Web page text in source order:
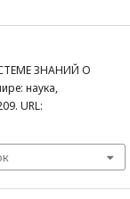
ЗНАНИЙ О
наука,
URL: